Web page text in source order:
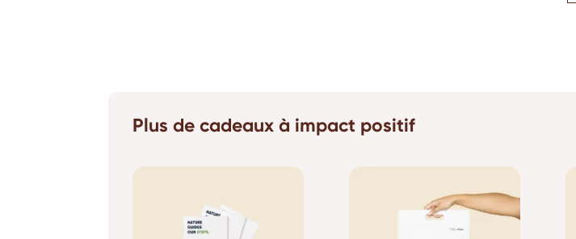
Plus de cadeaux à impact positif